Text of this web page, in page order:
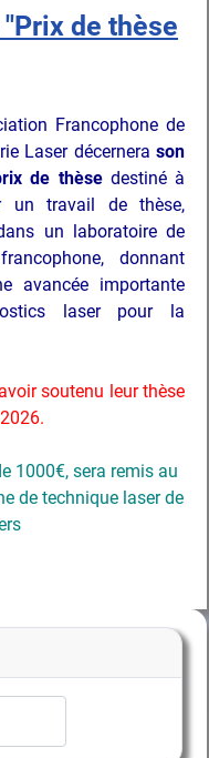
de thèse
Francophone de
Laser décernera son
de thèsedestiné à
un travail de thèse,
un laboratoire de
donnant
avancée importante
laser pour la
soutenu leur thèse
1000€, sera remis au
de technique laser de